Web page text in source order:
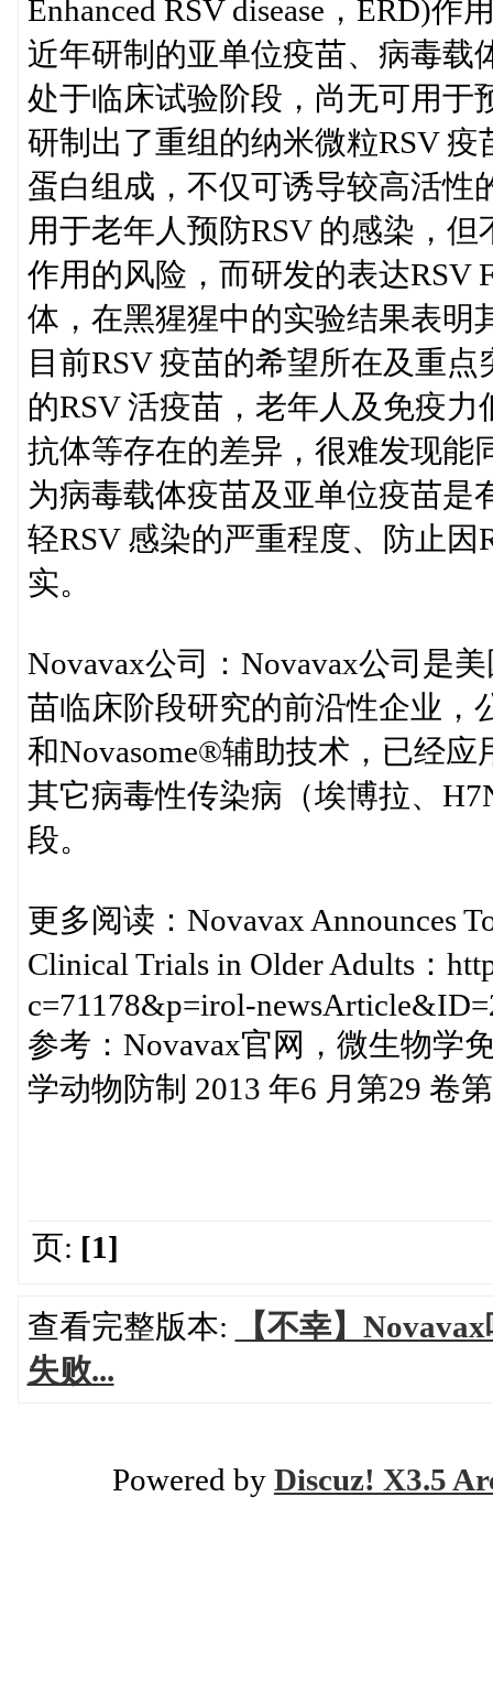
Enhanced RSV disease，ERD)
近年研制的亚单位疫苗、病毒载
处于临床试验阶段，尚无可用于
研制出了重组的纳米微粒RSV
蛋白组成，不仅可诱导较高活性
用于老年人预防RSV 的感染，
作用的风险，而研发的表达RSV
体，在黑猩猩中的实验结果表明
目前RSV 疫苗的希望所在及重
的RSV 活疫苗，老年人及免疫
抗体等存在的差异，很难发现能
为病毒载体疫苗及亚单位疫苗是
轻RSV 感染的严重程度、防止
实。
Novavax公司：Novavax公司是
苗临床阶段研究的前沿性企业，
和Novasome®辅助技术，已经
其它病毒性传染病（埃博拉、
段。
更多阅读：Novavax Announces
Clinical Trials in Older Adults：
c=71178&p=irol-
参考：Novavax官网，微生物学
学动物防制 2013 年6 月第29 卷
页: [1]
查看完整版本:
【不幸】
失败...
Powered by Discuz! X3.5